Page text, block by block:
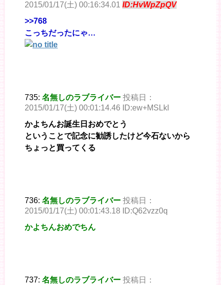
2015/01/17(土) 00:16:34.01 ID:HvWpZpQV
>>768
こっちだったにゃ…
735: 名無しのラブライバー 投稿日：
2015/01/17(土) 00:01:14.46 ID:ew+MSLkl
かよちんお誕生日おめでとう
ということで記念に勧誘したけど今石ないから
ちょっと買ってくる
736: 名無しのラブライバー 投稿日：
2015/01/17(土) 00:01:43.18 ID:Q62vzz0q
かよちんおめでちん
737: 名無しのラブライバー 投稿日：